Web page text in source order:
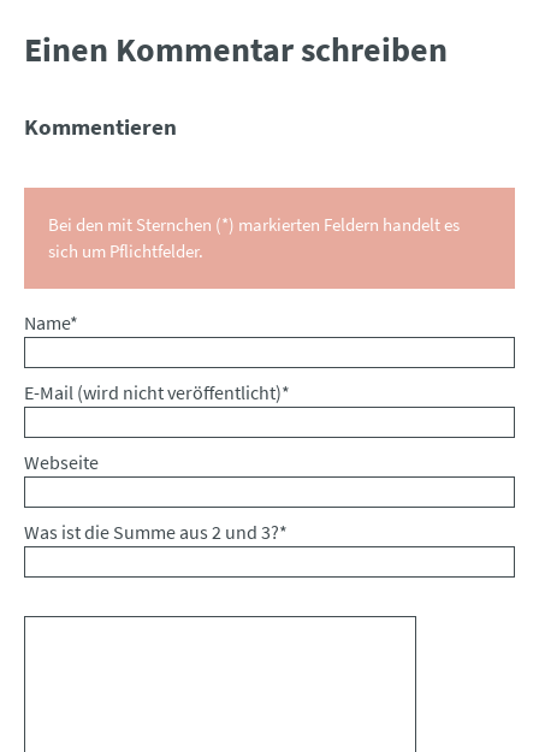
Einen Kommentar schreiben
Kommentieren
Bei den mit Sternchen (*) markierten Feldern handelt es
sich um Pflichtfelder.
Pflichtfeld
Name*
Pflichtfeld
E-Mail (wird nicht veröffentlicht)*
Webseite
Was ist die Summe aus 2 und 3?*